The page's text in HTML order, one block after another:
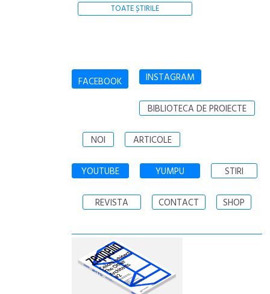
TOATE ȘTIRILE
FACEBOOK INSTAGRAM
BIBLIOTECA DE PROIECTE
NOI ARTICOLE
YOUTUBE YUMPU STIRI
REVISTA CONTACT SHOP